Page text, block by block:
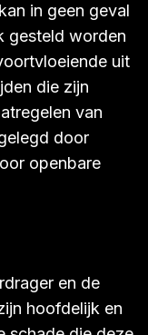
in geen geval
gesteld worden
uit
die zijn
van
door
openbare
en de
hoofdelijk en